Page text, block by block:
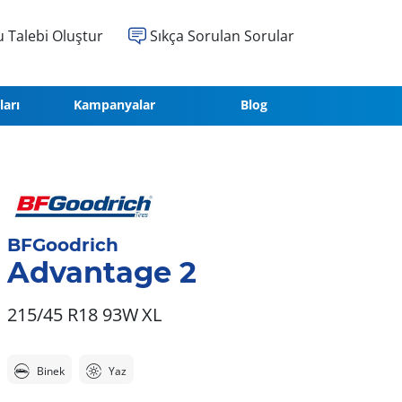
Talebi Oluştur Sıkça Sorulan Sorular
Kampanyalar Blog
BFGoodrich
Advantage 2
215/45 R18 93WXL
Binek Yaz